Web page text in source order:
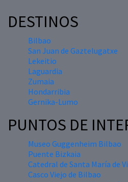
DESTINOS
Bilbao
San Juan de Gaztelugatxe
Lekeitio
Laguardia
Zumaia
Hondarribia
Gernika-Lumo
PUNTOS DE
Museo Guggenheim Bilbao
Puente Bizkaia
Catedral de Santa María de
Casco Viejo de Bilbao